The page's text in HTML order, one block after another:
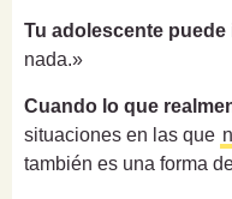
Tu adolescente puede
nada.»
Cuando lo que
situaciones en las que
también es una forma